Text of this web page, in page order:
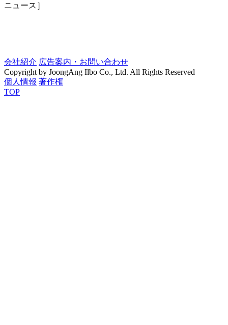
ニュース］
会社紹介 広告案内・お問い合わせ
Copyright by JoongAng Ilbo Co., Ltd. All Rights Reserved
個人情報 著作権
TOP